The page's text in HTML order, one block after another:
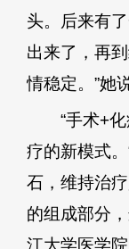
头。后来有
出来了，再
情稳定。”她
“手术+化
疗的新模式
石，维持治
的组成部分
江大学医学